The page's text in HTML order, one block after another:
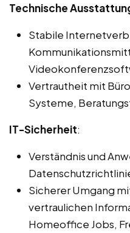
Technische
Stabile
Vertrautheit mit
Systeme,
IT-Sicherheit:
Verständnis und
Sicherer Umgang
vertraulichen
Homeoffice Jobs,